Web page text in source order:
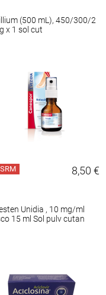
(500 mL), 450/300/2
x 1 sol cut
8,50 €
Unidia , 10 mg/ml
15 ml Sol pulv cutan